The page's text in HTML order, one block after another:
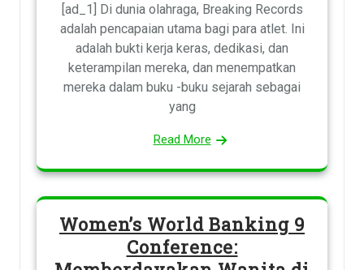
[ad_1] Di dunia olahraga, Breaking Records
adalah pencapaian utama bagi para atlet. Ini
adalah bukti kerja keras, dedikasi, dan
keterampilan mereka, dan menempatkan
mereka dalam buku -buku sejarah sebagai
yang
Read More
Women’s World Banking 9
Conference: